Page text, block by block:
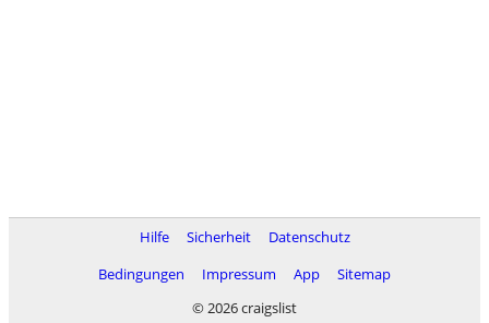
Hilfe Sicherheit
Datenschutz
Bedingungen
Impressum App
Sitemap
© 2026 craigslist